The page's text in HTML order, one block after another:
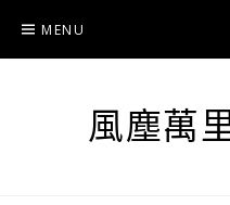
content
MENU
風塵萬